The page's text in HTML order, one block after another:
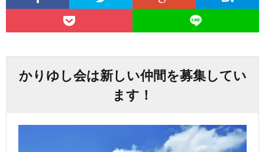
かりゆし会は新しい仲間を募集してい
ます！